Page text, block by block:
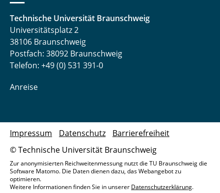
Technische Universität Braunschweig
Universitätsplatz 2
38106 Braunschweig
Postfach: 38092 Braunschweig
Telefon: +49 (0) 531 391-0
Anreise
© Technische Universität Braunschweig
Impressum Datenschutz Barrierefreiheit
Zur anonymisierten Reichweitenmessung nutzt die TU Braunschweig die
Software Matomo. Die Daten dienen dazu, das Webangebot zu
optimieren.
Weitere Informationen finden Sie in unserer Datenschutzerklärung.